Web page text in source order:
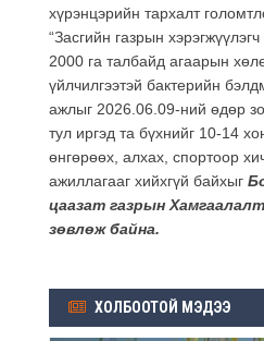
хүрэнцэрийн тархалт
“Засгийн газрын
2000 га талбайд агаарын
үйлчилгээтэй бактерийн
ажлыг 2026.06.09-ний өдөр
тул иргэд та бүхнийг 10-14
өнгөрөөх, алхах, спортоор
ажиллагааг хийхгүй байхыг
цаазат газрын
зөвлөж байна.
ХОЛБООТОЙ МЭДЭЭ